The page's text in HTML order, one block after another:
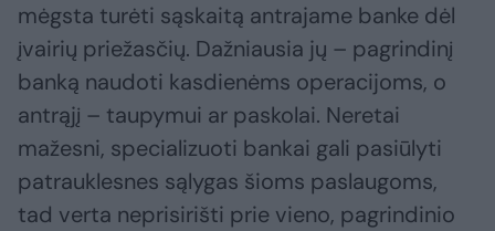
mėgsta turėti sąskaitą antrajame banke dėl
įvairių priežasčių. Dažniausia jų – pagrindinį
banką naudoti kasdienėms operacijoms, o
antrąjį – taupymui ar paskolai. Neretai
mažesni, specializuoti bankai gali pasiūlyti
patrauklesnes sąlygas šioms paslaugoms,
tad verta neprisirišti prie vieno, pagrindinio